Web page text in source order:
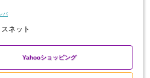
バ
ネット
Yahooショッピング